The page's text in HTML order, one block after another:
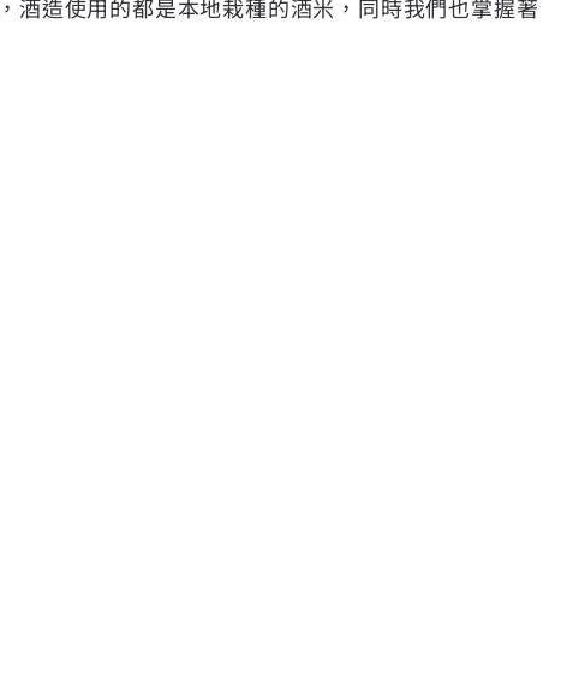
酒造使用的都是本地栽種的酒米，同時我們也掌握著